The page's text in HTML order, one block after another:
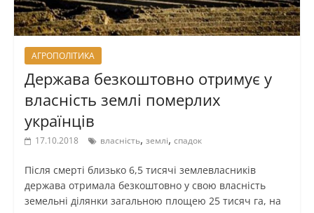
АГРОПОЛІТИКА
Держава безкоштовно отримує у
власність землі померлих
українців
17.10.2018 власність, землі, спадок
Після смерті близько 6,5 тисячі землевласників
держава отримала безкоштовно у свою власність
земельні ділянки загальною площею 25 тисяч га, на